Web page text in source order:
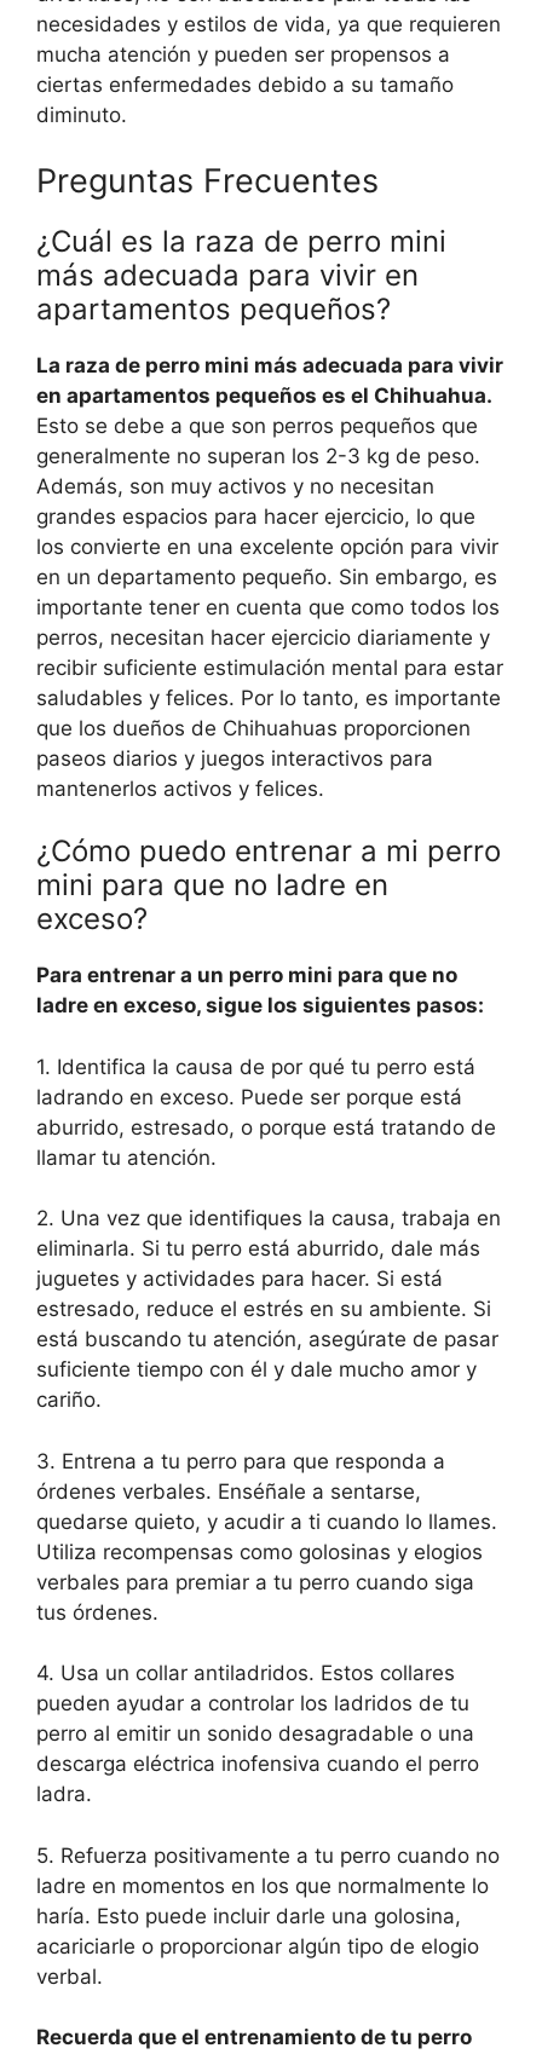
necesidades y estilos de vida, ya que requieren
mucha atención y pueden ser propensos a
ciertas enfermedades debido a su tamaño
diminuto.
Preguntas Frecuentes
¿Cuál es la raza de perro mini
más adecuada para vivir en
apartamentos pequeños?
La raza de perro mini más adecuada para vivir
en apartamentos pequeños es el Chihuahua.
Esto se debe a que son perros pequeños que
generalmente no superan los 2-3 kg de peso.
Además, son muy activos y no necesitan
grandes espacios para hacer ejercicio, lo que
los convierte en una excelente opción para vivir
en un departamento pequeño. Sin embargo, es
importante tener en cuenta que como todos los
perros, necesitan hacer ejercicio diariamente y
recibir suficiente estimulación mental para estar
saludables y felices. Por lo tanto, es importante
que los dueños de Chihuahuas proporcionen
paseos diarios y juegos interactivos para
mantenerlos activos y felices.
¿Cómo puedo entrenar a mi perro
mini para que no ladre en
exceso?
Para entrenar a un perro mini para que no
ladre en exceso, sigue los siguientes pasos:
1. Identifica la causa de por qué tu perro está
ladrando en exceso. Puede ser porque está
aburrido, estresado, o porque está tratando de
llamar tu atención.
2. Una vez que identifiques la causa, trabaja en
eliminarla. Si tu perro está aburrido, dale más
juguetes y actividades para hacer. Si está
estresado, reduce el estrés en su ambiente. Si
está buscando tu atención, asegúrate de pasar
suficiente tiempo con él y dale mucho amor y
cariño.
3. Entrena a tu perro para que responda a
órdenes verbales. Enséñale a sentarse,
quedarse quieto, y acudir a ti cuando lo llames.
Utiliza recompensas como golosinas y elogios
verbales para premiar a tu perro cuando siga
tus órdenes.
4. Usa un collar antiladridos. Estos collares
pueden ayudar a controlar los ladridos de tu
perro al emitir un sonido desagradable o una
descarga eléctrica inofensiva cuando el perro
ladra.
5. Refuerza positivamente a tu perro cuando no
ladre en momentos en los que normalmente lo
haría. Esto puede incluir darle una golosina,
acariciarle o proporcionar algún tipo de elogio
verbal.
Recuerda que el entrenamiento de tu perro